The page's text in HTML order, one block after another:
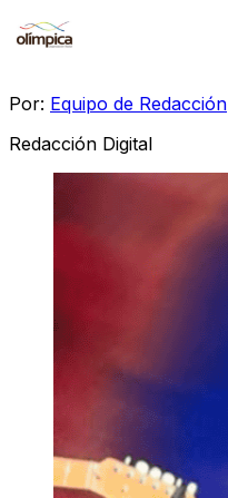
Por: Equipo de Redacción
Redacción Digital